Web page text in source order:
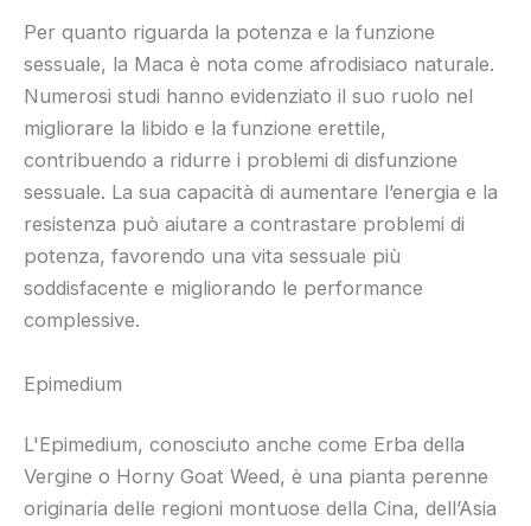
Per quanto riguarda la potenza e la funzione
sessuale, la Maca è nota come afrodisiaco naturale.
Numerosi studi hanno evidenziato il suo ruolo nel
migliorare la libido e la funzione erettile,
contribuendo a ridurre i problemi di disfunzione
sessuale. La sua capacità di aumentare l’energia e la
resistenza può aiutare a contrastare problemi di
potenza, favorendo una vita sessuale più
soddisfacente e migliorando le performance
complessive.
Epimedium
L'Epimedium, conosciuto anche come Erba della
Vergine o Horny Goat Weed, è una pianta perenne
originaria delle regioni montuose della Cina, dell’Asia